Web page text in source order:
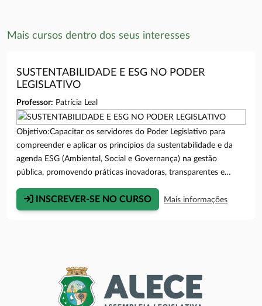
Mais cursos dentro dos seus interesses
SUSTENTABILIDADE E ESG NO PODER
LEGISLATIVO
Professor: Patrícia Leal
Objetivo:Capacitar os servidores do Poder Legislativo para
compreender e aplicar os princípios da sustentabilidade e da
agenda ESG (Ambiental, Social e Governança) na gestão
pública, promovendo práticas inovadoras, transparentes e
institucional e para o alcance dos Objetivos de
Desenvolvimento Sustentável (ODS).Público Alvo:Apenas
Curso:Presencial.Período do Curso:10, 11, 12, 13 e 14 de
agosto de 2026.Local de Realização do Curso:Unipace - 1º
Andar, Sala D.Horário do Curso:13h às 17h.Carga
INSCREVER-SE NO CURSO Mais informações